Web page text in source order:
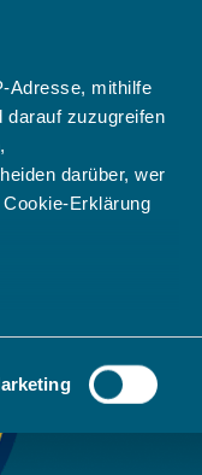
Adresse, mithilfe
darauf zuzugreifen
darüber, wer
Erklärung
identifizieren